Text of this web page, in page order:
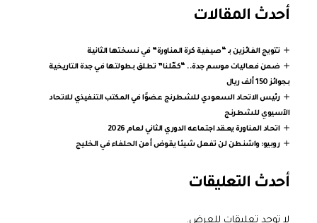
أحدث المقالات
تتويج الفائزين بـ “صيفية كرة المناورة” في نسختها الثانية
ضمن فعاليات موسم جدة.. “كمّلنا” تطلق بطولتها في جدة التاريخية
بجوائز 150 ألف ريال
رئيس الاتحاد السعودي للشطرنج عضوًا في المكتب التنفيذي للاتحاد
الآسيوي للشطرنج
اتحاد المناورة يعقد اجتماعه الدوري الثاني لعام 2026
روبيو: واشنطن لن تفعل شيئا يقوض أمن الحلفاء في الخليج
أحدث التعليقات
لا توجد تعليقات للعرض.